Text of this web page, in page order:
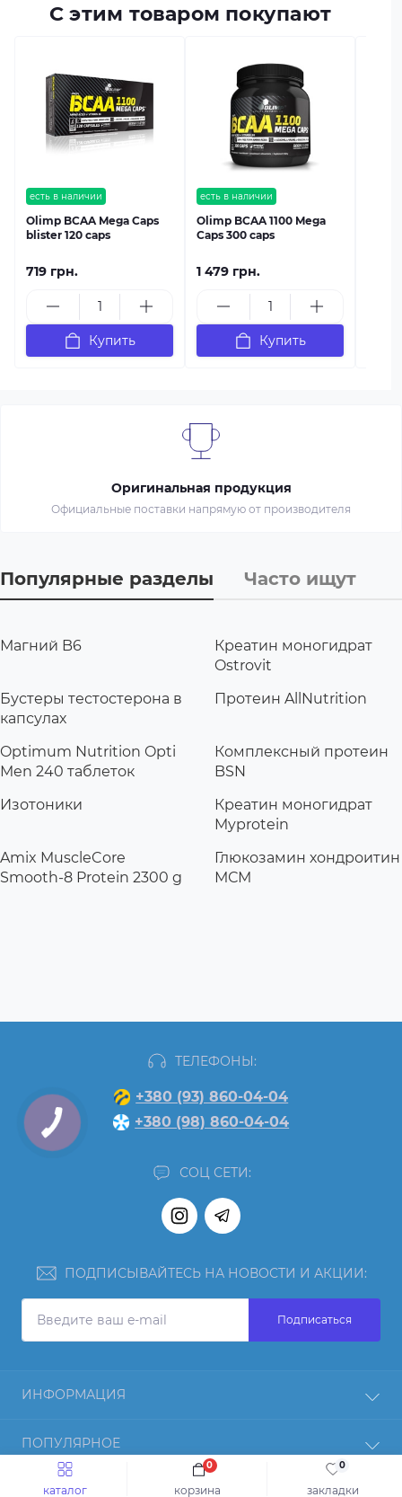
каталог закладки
0
корзина
0
С этим товаром покупают
есть в наличии
Olimp BCAA Mega Caps
blister 120 caps
719 грн.
Купить
есть в наличии
Olimp BCAA 1100 Mega
Caps 300 caps
1 479 грн.
Купить
Оригинальная продукция
Официальные поставки напрямую от производителя
Популярные разделы Часто ищут
Магний B6
Креатин моногидрат
Ostrovit
Бустеры тестостерона в
капсулах
Протеин AllNutrition
Optimum Nutrition Opti
Men 240 таблеток
Комплексный протеин
BSN
Изотоники
Креатин моногидрат
Myprotein
Amix MuscleCore
Smooth-8 Protein 2300 g
Глюкозамин хондроитин
МСМ
ТЕЛЕФОНЫ:
+380 (93) 860-04-04
+380 (98) 860-04-04
СОЦ СЕТИ:
ПОДПИСЫВАЙТЕСЬ НА НОВОСТИ И АКЦИИ:
Подписаться
ИНФОРМАЦИЯ
О нас
Возврат товара
ПОПУЛЯРНОЕ
Протеин
КОНТАКТЫ И АДРЕС